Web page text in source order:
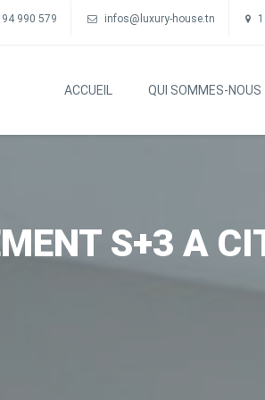
990 579 infos@luxury-house.tn
ACCUEIL QUI SOMMES-NOUS
S+3 A